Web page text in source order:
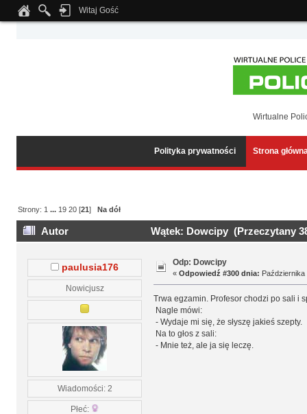
Notice: Undefined index: tapatalk_body_hook in
Witaj Gość
Wirtualne
Polityka prywatności Strona
Strony: 1 ... 19 20 [21]Na dół
Autor Wątek: Dowcipy (Przeczytany
paulusia176
Nowicjusz
Wiadomości: 2
Płeć:
Odp: Dowcipy
« Odpowiedź #300 dnia: Października
Trwa egzamin. Profesor chodzi po sali i
Nagle mówi:
- Wydaje mi się, że słyszę jakieś szepty.
Na to głos z sali:
- Mnie też, ale ja się leczę.